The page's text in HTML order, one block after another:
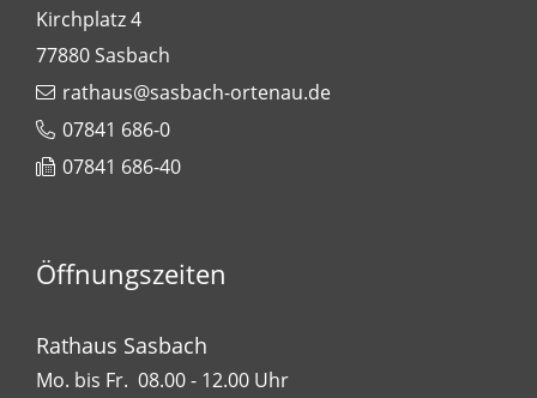
Kirchplatz 4
77880Sasbach
rathaus@sasbach-ortenau.de
07841 686-0
07841 686-40
Öffnungszeiten
Rathaus Sasbach
Mo. bis Fr. 08.00 - 12.00 Uhr